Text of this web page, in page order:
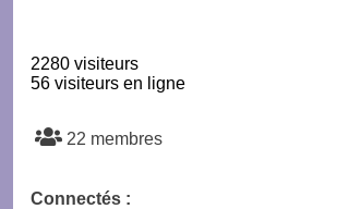
2280 visiteurs
56 visiteurs en ligne
22 membres
Connectés :